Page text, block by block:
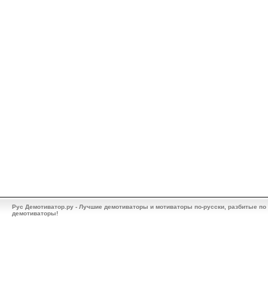
Рус Демотиватор.ру - Лучшие демотиваторы и мотиваторы по-русски, разбитые
демотиваторы!